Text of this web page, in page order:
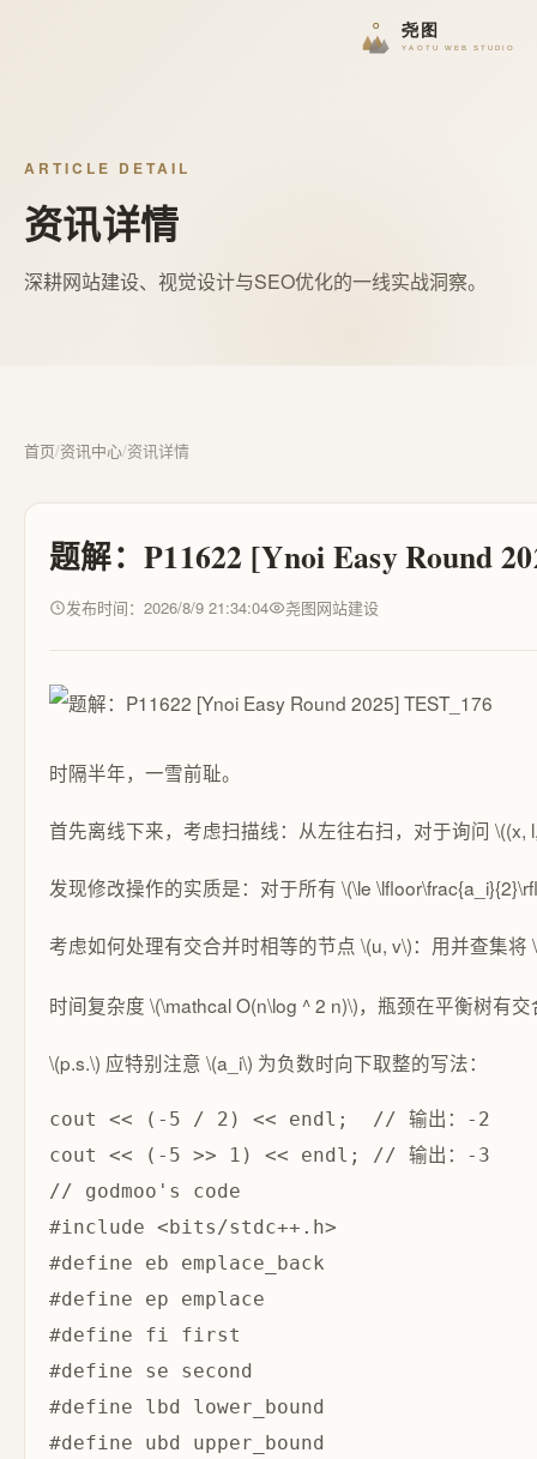
ARTICLE DETAIL
资讯详情
深耕网站建设、视觉设计与SEO优化的一线实战洞察。
首页/资讯中心/资讯详情
题解：P11622 [Ynoi Easy Round
发布时间：2026/8/9 21:34:04 尧图网站建设
时隔半年，一雪前耻。
首先离线下来，考虑扫描线：从左往右扫，对于询问 \((x,
发现修改操作的实质是：对于所有 \(\le
考虑如何处理有交合并时相等的节点 \(u, v\)：用并查集将
时间复杂度 \(\mathcal O(n\log ^ 2 n)\)，瓶颈在平衡树有
\(p.s.\) 应特别注意 \(a_i\) 为负数时向下取整的写法：
cout << (-5 / 2) << endl;  // 输出：-2
// godmoo's code
#include <bits/stdc++.h>
#define eb emplace_back
#define ep emplace
#define fi first
#define se second
#define lbd lower_bound
#define ubd upper_bound